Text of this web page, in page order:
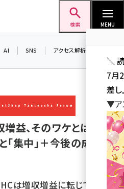
検索 MENU
AI SNS アクセス解析／データ分析
益、そのワケとは？ 髙
「集中」＋今後の成長戦
は増収増益に転じている。
＼
7月
差し
▼ア